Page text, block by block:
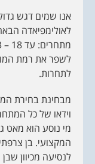
אנו שמים דגש
לשפר את רמת
לתחרות.
מבחינת בחירת
וידאו של כל
מי נוסע הוא מאט
המקצועי. בן
לנסיעה מכיוון